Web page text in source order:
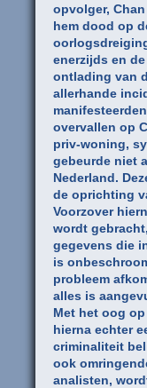
opvolger,
hem dood op
enerzijds en
ontlading van
allerhande
overvallen op
priv-woning,
gebeurde niet
Nederland.
de oprichting
Voorzover
wordt
gegevens die
is
probleem
alles is
Met het oog
hierna echter
criminaliteit
ook
analisten,